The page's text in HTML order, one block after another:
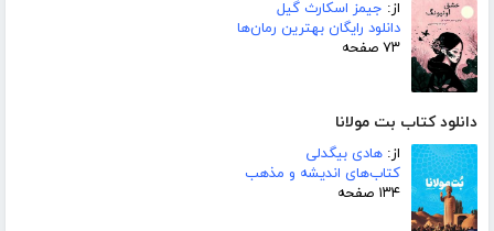
از: جیمز اسکارث گیل
دانلود رایگان بهترین رمان‌ها
۷۳ صفحه
دانلود کتاب بت مولانا
از: هادی بیگدلی
کتاب‌های اندیشه و مذهب
۱۳۴ صفحه